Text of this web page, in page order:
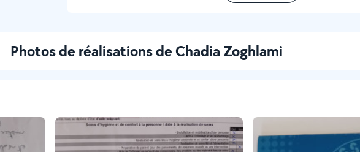
Photos de réalisations de Chadia Zoghlami